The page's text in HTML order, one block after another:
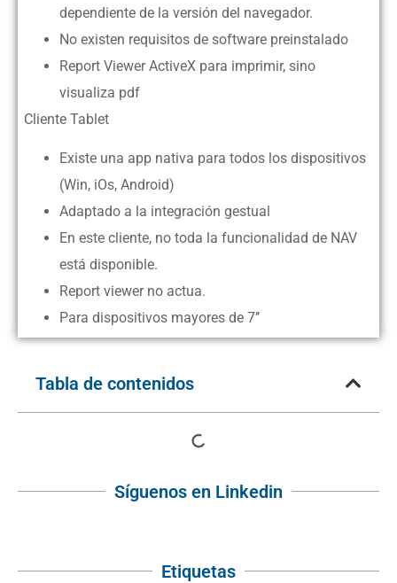
dependiente de la versión del navegador.
No existen requisitos de software preinstalado
Report Viewer ActiveX para imprimir, sino
visualiza pdf
Cliente Tablet
Existe una app nativa para todos los dispositivos
(Win, iOs, Android)
Adaptado a la integración gestual
En este cliente, no toda la funcionalidad de NAV
está disponible.
Report viewer no actua.
Para dispositivos mayores de 7’’
Tabla de contenidos
Síguenos en Linkedin
Etiquetas